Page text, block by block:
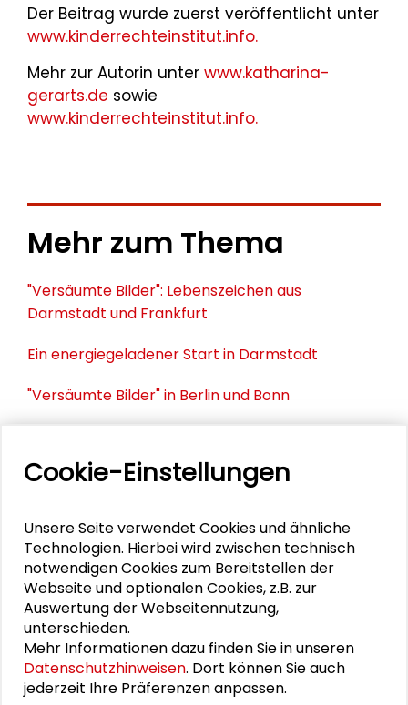
Der Beitrag wurde zuerst veröffentlicht unter
www.kinderrechteinstitut.info.
Mehr zur Autorin unter www.katharina-
gerarts.de sowie
www.kinderrechteinstitut.info.
Mehr zum Thema
"Versäumte Bilder": Lebenszeichen aus
Darmstadt und Frankfurt
Ein energiegeladener Start in Darmstadt
"Versäumte Bilder" in Berlin und Bonn
Gestaltung
PERSONEN IM KONTEXT
Katharina Gerarts
Cookie-Einstellungen
Unsere Seite verwendet Cookies und ähnliche
Technologien. Hierbei wird zwischen technisch
notwendigen Cookies zum Bereitstellen der
Webseite und optionalen Cookies, z.B. zur
Auswertung der Webseitennutzung,
unterschieden.
Mehr Informationen dazu finden Sie in unseren
Datenschutzhinweisen. Dort können Sie auch
jederzeit Ihre Präferenzen anpassen.